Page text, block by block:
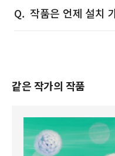
작품은 언제 설치
같은 작가의 작품